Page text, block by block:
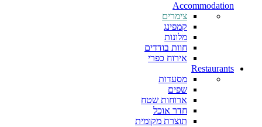
Accommodation
צימרים
קמפינג
מלונות
חוות בודדים
אירוח כפרי
Restaurants
מסעדות
שפים
ארוחות שטח
חדר אוכל
תוצרת מקומית